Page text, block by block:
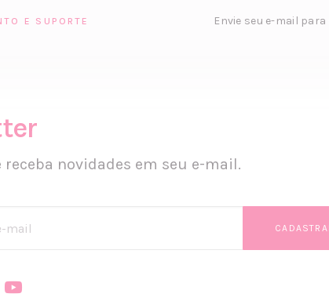
E SUPORTE Envie seu e-mail para
receba novidades em seu e-mail.